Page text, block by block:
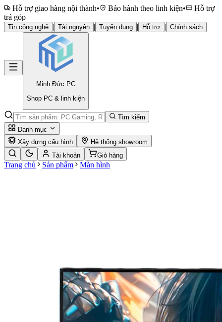
Hỗ trợ giao hàng nội thành• Bảo hành theo linh kiện•
Hỗ trợ
trả góp
Tin công nghệ | Tài nguyên | Tuyển dụng | Hỗ trợ | Chính sách
Minh Đức PC
Shop PC & linh kiện
Tìm kiếm
Danh mục
Xây dựng cấu hình
Hệ thống showroom
Tài khoản
Giỏ hàng
Trang chủ Sản phẩm Màn hình